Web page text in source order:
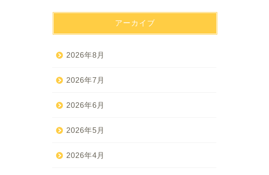
アーカイブ
2026年8月
2026年7月
2026年6月
2026年5月
2026年4月